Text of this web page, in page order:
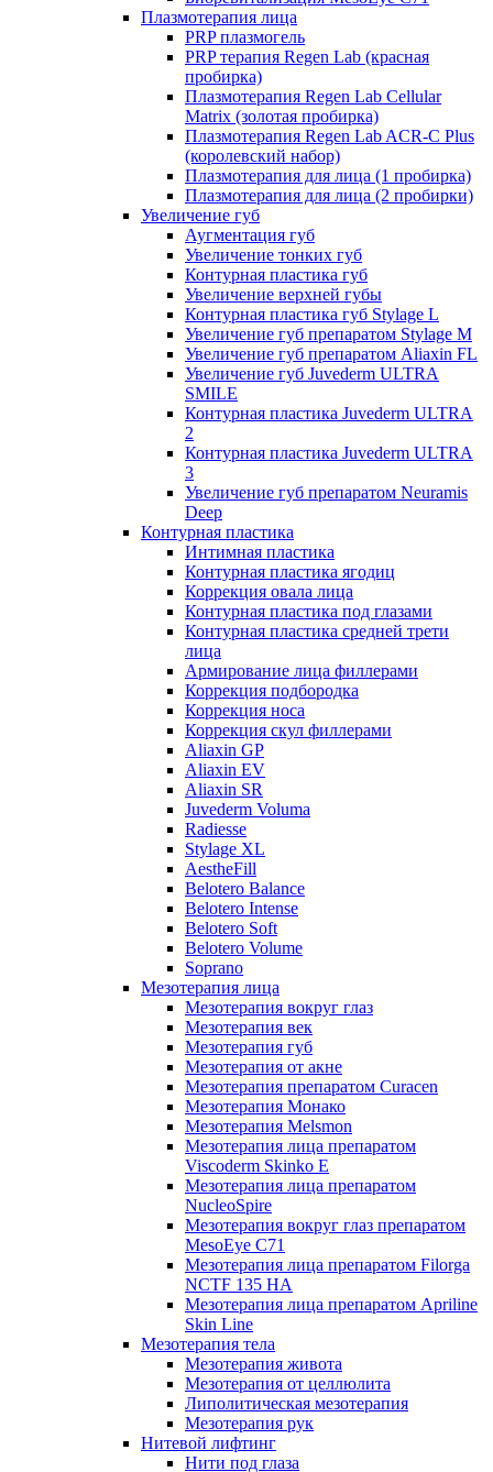
Плазмотерапия лица
PRP плазмогель
PRP терапия Regen Lab (красная
пробирка)
Плазмотерапия Regen Lab Cellular
Matrix (золотая пробирка)
Плазмотерапия Regen Lab ACR-C Plus
(королевский набор)
Плазмотерапия для лица (1 пробирка)
Плазмотерапия для лица (2 пробирки)
Увеличение губ
Аугментация губ
Увеличение тонких губ
Контурная пластика губ
Увеличение верхней губы
Контурная пластика губ Stylage L
Увеличение губ препаратом Stylage M
Увеличение губ препаратом Aliaxin FL
Увеличение губ Juvederm ULTRA
SMILE
Контурная пластика Juvederm ULTRA
2
Контурная пластика Juvederm ULTRA
3
Увеличение губ препаратом Neuramis
Deep
Контурная пластика
Интимная пластика
Контурная пластика ягодиц
Коррекция овала лица
Контурная пластика под глазами
Контурная пластика средней трети
лица
Армирование лица филлерами
Коррекция подбородка
Коррекция носа
Коррекция скул филлерами
Aliaxin GP
Aliaxin EV
Aliaxin SR
Juvederm Voluma
Radiesse
Stylage XL
AestheFill
Belotero Balance
Belotero Intense
Belotero Soft
Belotero Volume
Soprano
Мезотерапия лица
Мезотерапия вокруг глаз
Мезотерапия век
Мезотерапия губ
Мезотерапия от акне
Мезотерапия препаратом Curacen
Мезотерапия Монако
Мезотерапия Melsmon
Мезотерапия лица препаратом
Viscoderm Skinko E
Мезотерапия лица препаратом
NucleoSpire
Мезотерапия вокруг глаз препаратом
MesoEye С71
Мезотерапия лица препаратом Filorga
NCTF 135 HA
Мезотерапия лица препаратом Apriline
Skin Line
Мезотерапия тела
Мезотерапия живота
Мезотерапия от целлюлита
Липолитическая мезотерапия
Мезотерапия рук
Нитевой лифтинг
Нити под глаза